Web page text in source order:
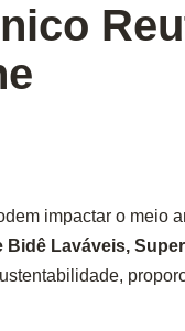
impactar o meio
Laváveis,